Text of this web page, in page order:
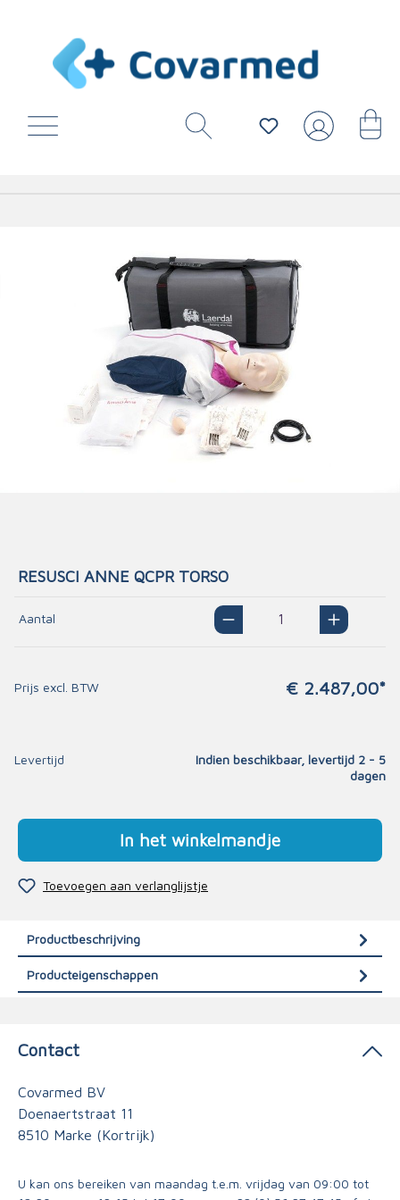
RESUSCI ANNE QCPR TORSO
Aantal
Prijs excl. BTW € 2.487,00*
Levertijd
Indien beschikbaar, levertijd 2 - 5
dagen
In het winkelmandje
Toevoegen aan verlanglijstje
Productbeschrijving
Producteigenschappen
Contact
Covarmed BV
Doenaertstraat 11
8510 Marke (Kortrijk)
U kan ons bereiken van maandag t.e.m. vrijdag van 09:00 tot